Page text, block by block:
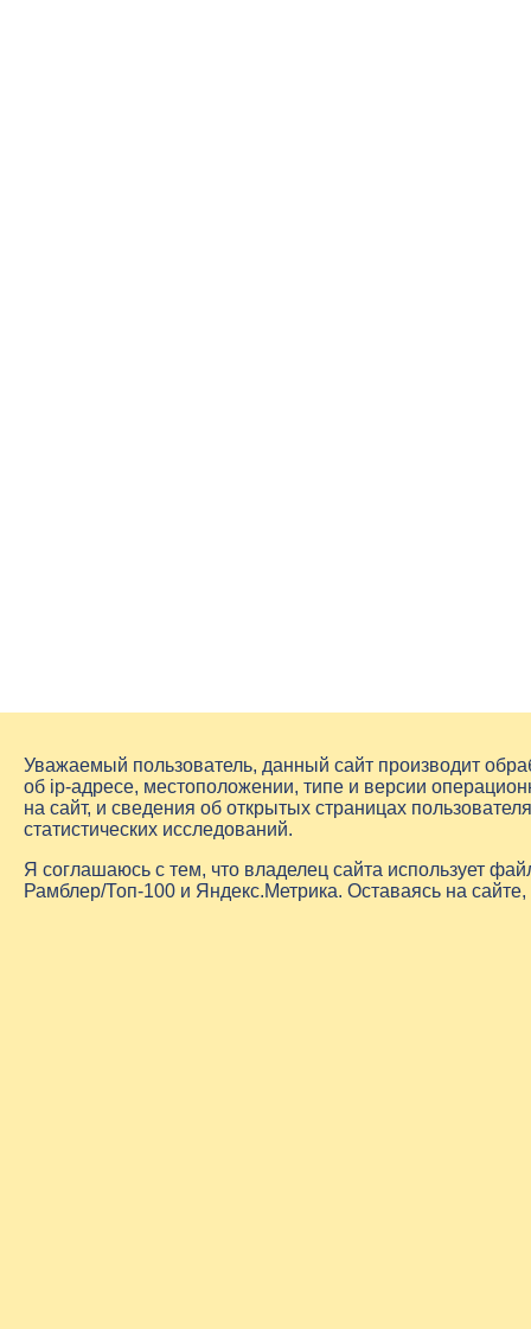
Уважаемый пользователь, данный сайт производит
об ip-адресе, местоположении, типе и версии
на сайт, и сведения об открытых страницах
статистических исследований.
Я соглашаюсь с тем, что владелец сайта использует
Рамблер/Топ-100 и Яндекс.Метрика. Оставаясь на